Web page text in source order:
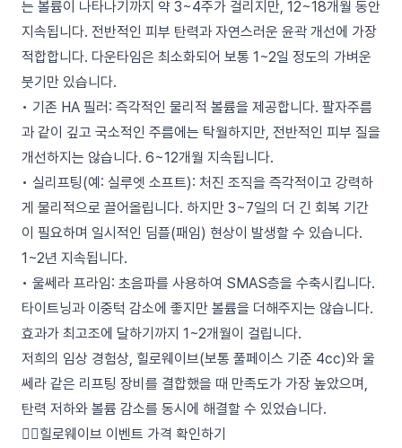
는 볼륨이 나타나기까지 약 3~4주가 걸리지만, 12~18개월 동안
지속됩니다. 전반적인 피부 탄력과 자연스러운 윤곽 개선에 가장
적합합니다. 다운타임은 최소화되어 보통 1~2일 정도의 가벼운
붓기만 있습니다.
• 기존 HA 필러: 즉각적인 물리적 볼륨을 제공합니다. 팔자주름
과 같이 깊고 국소적인 주름에는 탁월하지만, 전반적인 피부 질을
개선하지는 않습니다. 6~12개월 지속됩니다.
• 실리프팅(예: 실루엣 소프트): 처진 조직을 즉각적이고 강력하
게 물리적으로 끌어올립니다. 하지만 3~7일의 더 긴 회복 기간
이 필요하며 일시적인 딤플(패임) 현상이 발생할 수 있습니다.
1~2년 지속됩니다.
• 울쎄라 프라임: 초음파를 사용하여 SMAS층을 수축시킵니다.
타이트닝과 이중턱 감소에 좋지만 볼륨을 더해주지는 않습니다.
효과가 최고조에 달하기까지 1~2개월이 걸립니다.
저희의 임상 경험상, 힐로웨이브(보통 풀페이스 기준 4cc)와 울
쎄라 같은 리프팅 장비를 결합했을 때 만족도가 가장 높았으며,
탄력 저하와 볼륨 감소를 동시에 해결할 수 있었습니다.
👉🏻힐로웨이브 이벤트 가격 확인하기